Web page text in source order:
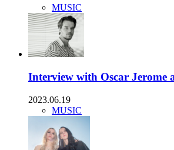
MUSIC
Interview with Oscar Jerome
2023.06.19
MUSIC